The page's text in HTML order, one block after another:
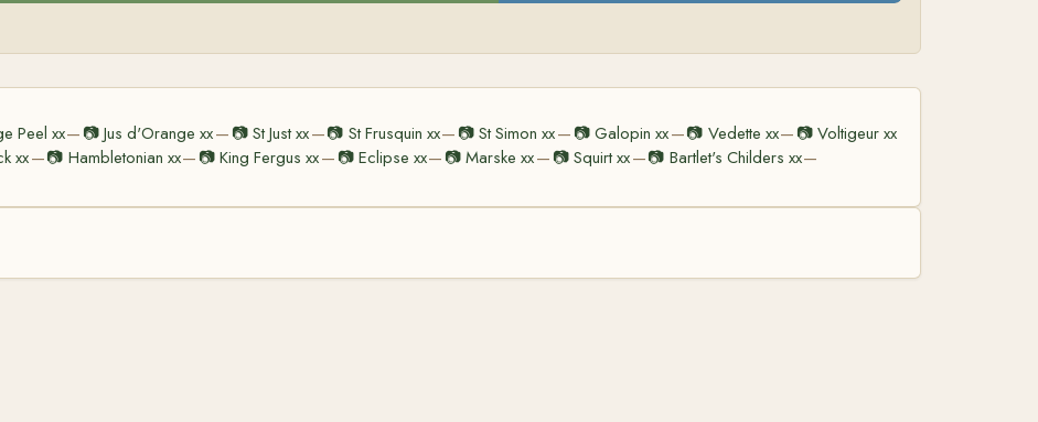
Peel xx— 📷 Jus d'Orange xx— 📷St Just xx—📷 St Frusquin xx— 📷St Simon xx— 📷Galopin xx—📷 Vedette xx— 📷Voltigeur xx
xx—📷 Hambletonian xx— 📷King Fergus xx— 📷 Eclipse xx— 📷 Marske xx— 📷Squirt xx—📷 Bartlet's Childers xx—